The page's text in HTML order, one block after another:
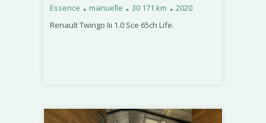
Essence . manuelle . 30 171 km . 2020
Renault Twingo Iii 1.0 Sce 65ch Life.